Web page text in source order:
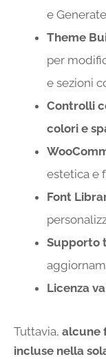
e
Theme
per
e sezioni
Controlli
colori e
estetica e
Font
Supporto
Licenza
Tuttavia, alcune
incluse nella